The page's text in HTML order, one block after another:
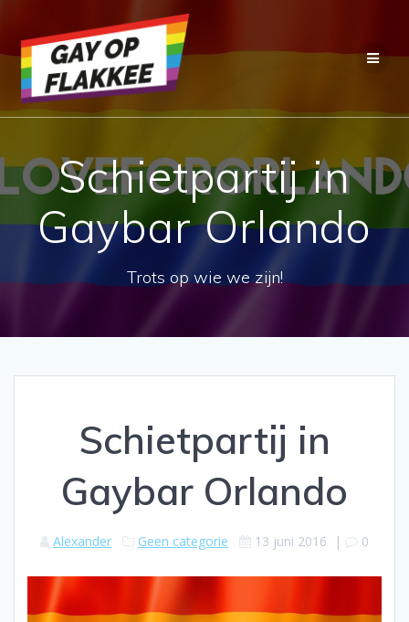
Schietpartij in
Gaybar Orlando
Trots op wie we zijn!
Schietpartij in
Gaybar Orlando
Alexander Geen categorie 13 juni 2016 | 0